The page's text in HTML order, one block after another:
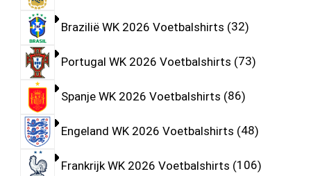
Brazilië WK 2026 Voetbalshirts 32
Portugal WK 2026 Voetbalshirts 73
Spanje WK 2026 Voetbalshirts 86
Engeland WK 2026 Voetbalshirts 48
Frankrijk WK 2026 Voetbalshirts 106